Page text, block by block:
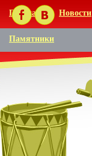
Главная Новости
Памятники